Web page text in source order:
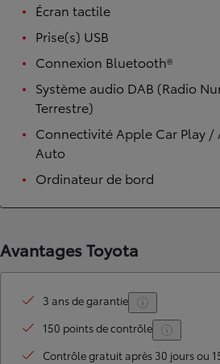
Écran tactile
Prise(s) USB
Connexion Bluetooth®
Système audio DAB (Radio
Terrestre)
Connectivité Apple Car Play /
Auto
Ordinateur de bord
Avantages Toyota
3 ans de garantie
150 points de contrôle
Contrôle gratuit après 30 jours ou